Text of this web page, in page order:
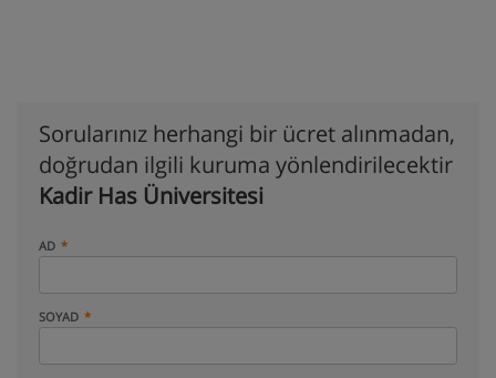
Sorularınız herhangi bir ücret alınmadan,
doğrudan ilgili kuruma yönlendirilecektir
Kadir Has Üniversitesi
AD
SOYAD